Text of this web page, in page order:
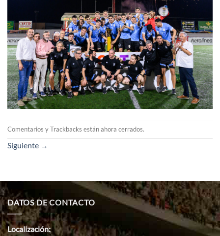
Comentarios y Trackbacks están ahora cerrados.
Siguiente →
DATOS DE CONTACTO
Localización: